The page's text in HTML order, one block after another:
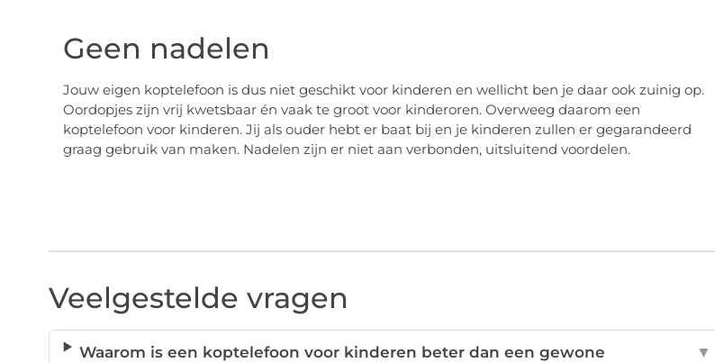
Geen nadelen
Jouw eigen koptelefoon is dus niet geschikt voor kinderen en wellicht ben je daar ook zuinig op.
Oordopjes zijn vrij kwetsbaar én vaak te groot voor kinderoren. Overweeg daarom een
koptelefoon voor kinderen. Jij als ouder hebt er baat bij en je kinderen zullen er gegarandeerd
graag gebruik van maken. Nadelen zijn er niet aan verbonden, uitsluitend voordelen.
Veelgestelde vragen
Waarom is een koptelefoon voor kinderen beter dan een gewone
▼